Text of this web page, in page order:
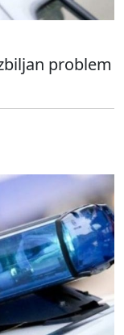
problem